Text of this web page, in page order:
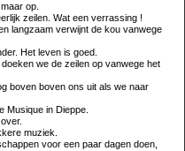
op.
zeilen. Wat een verrassing !
langzaam verwijnt de kou vanwege
Het leven is goed.
we de zeilen op vanwege het
boven boven ons uit als we naar
Musique in Dieppe.
muziek.
voor een paar dagen doen,